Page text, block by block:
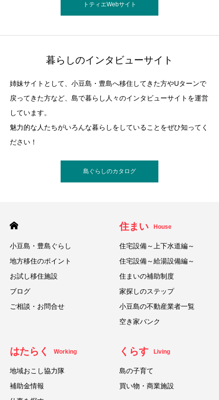
トティエWebサイト
暮らしのインタビューサイト
姉妹サイトとして、小豆島・豊島へ移住してきた方やUターンで
戻ってきた方など、島で暮らし人々のインタビューサイトを運営
しています。
魅力的な人たちがいろんな暮らしをしていることをぜひ知ってく
ださい！
島ぐらしのカタログ
小豆島・豊島ぐらし
地方移住のポイント
お試し移住施設
ブログ
ご相談・お問合せ
住まい House
住宅設備～上下水道編～
住宅設備～給湯設備編～
住まいの補助制度
家探しのステップ
小豆島の不動産業者一覧
空き家バンク
はたらく Working
地域おこし協力隊
補助金情報
くらす Living
島の子育て
買い物・商業施設